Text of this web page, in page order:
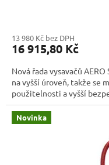
13 980 Kč bez DPH
16 915,80 Kč
Nová řada vysavačů
na vyšší úroveň, takže se
použitelnosti a vyšší
Novinka